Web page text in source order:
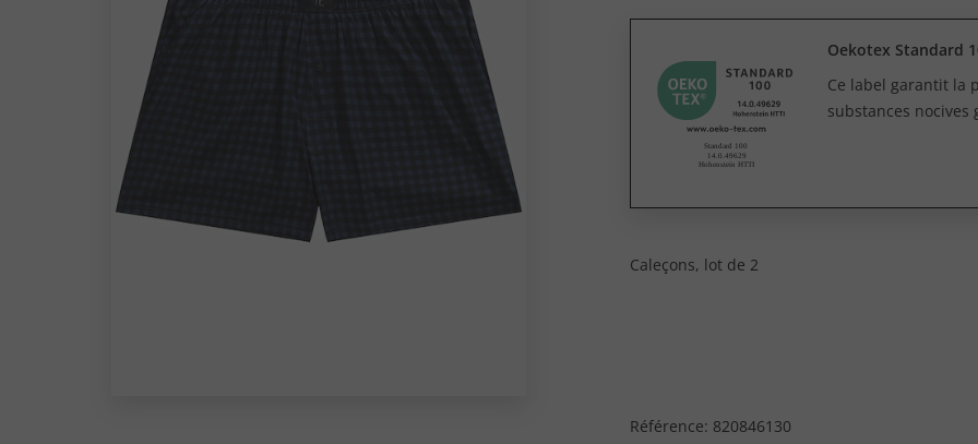
Oekotex Standard
Ce label garantit la
substances nocives
Caleçons, lot de 2
Référence: 820846130